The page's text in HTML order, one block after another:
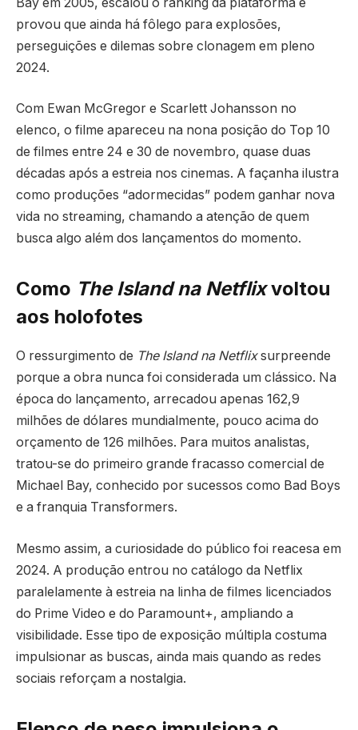
provou que ainda há fôlego para explosões,
perseguições e dilemas sobre clonagem em pleno
2024.
Com Ewan McGregor e Scarlett Johansson no
elenco, o filme apareceu na nona posição do Top 10
de filmes entre 24 e 30 de novembro, quase duas
décadas após a estreia nos cinemas. A façanha ilustra
como produções “adormecidas” podem ganhar nova
vida no streaming, chamando a atenção de quem
busca algo além dos lançamentos do momento.
Como The Island na Netflixvoltou
aos holofotes
O ressurgimento de The Island na Netflixsurpreende
porque a obra nunca foi considerada um clássico. Na
época do lançamento, arrecadou apenas 162,9
milhões de dólares mundialmente, pouco acima do
orçamento de 126 milhões. Para muitos analistas,
tratou-se do primeiro grande fracasso comercial de
Michael Bay, conhecido por sucessos como Bad Boys
e a franquia Transformers.
Mesmo assim, a curiosidade do público foi reacesa em
2024. A produção entrou no catálogo da Netflix
paralelamente à estreia na linha de filmes licenciados
do Prime Video e do Paramount+, ampliando a
visibilidade. Esse tipo de exposição múltipla costuma
impulsionar as buscas, ainda mais quando as redes
sociais reforçam a nostalgia.